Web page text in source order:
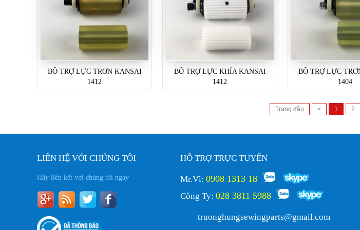
BỘ TRỢ LỰC TRƠN KANSAI
1412
BỘ TRỢ LỰC KHÍA KANSAI
1412
BỘ TRỢ LỰC
1404
Trang đầu < 1 2
LIÊN HỆ VỚI CHÚNG TÔI
Hãy liên kết với chúng tôi ngay
HỖ TRỢ TRỰC TUYẾN
Mr.Vĩ: 0908 1313 18
Công Ty: 028 3811 5988
truonghungsewingparts@gmail.com